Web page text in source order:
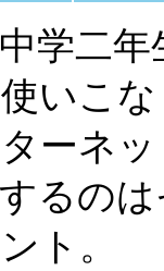
学二年
いこ
ーネ
るの
ト。